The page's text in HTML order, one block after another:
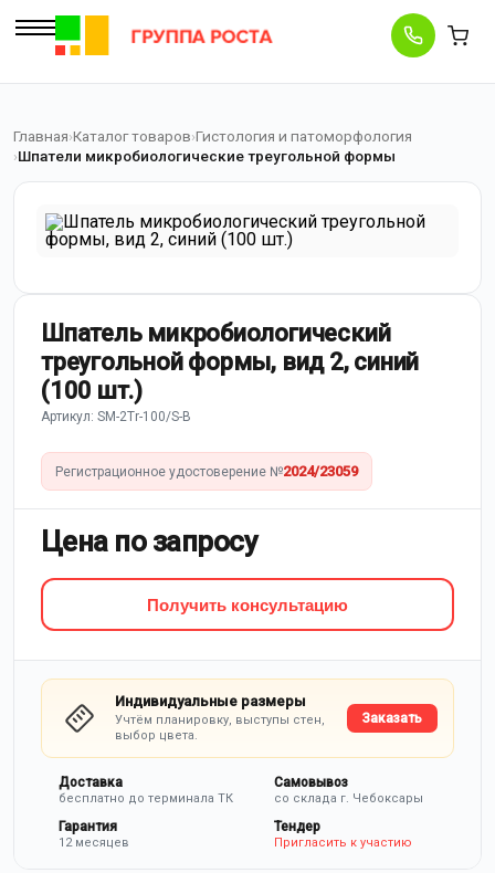
Главная Каталог товаров Гистология и патоморфология
Шпатели микробиологические треугольной формы
Шпатель микробиологический
треугольной формы, вид 2, синий
(100 шт.)
Артикул: SM-2Tr-100/S-В
Регистрационное удостоверение №2024/23059
Цена по запросу
Получить консультацию
Индивидуальные размеры
Учтём планировку, выступы стен,
выбор цвета.
Заказать
Доставка
бесплатно до терминала ТК
Самовывоз
со склада г. Чебоксары
Гарантия
12 месяцев
Тендер
Пригласить к участию